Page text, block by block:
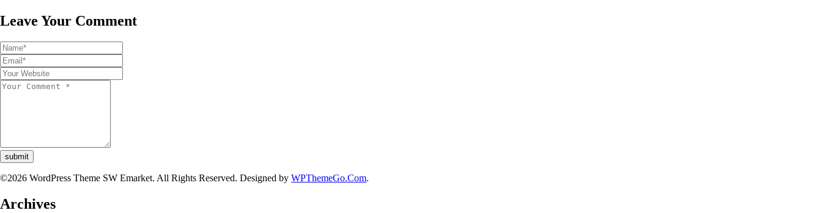
Leave Your Comment
submit
©2026 WordPress Theme SW Emarket. All Rights Reserved. Designed by WPThemeGo.Com.
Archives